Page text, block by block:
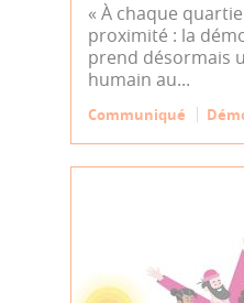
« À chaque
proximité : la
prend désormais
humain au...
Communiqué